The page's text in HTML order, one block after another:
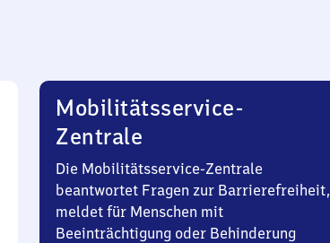
Mobilitätsservice-
Zentrale
Die Mobilitätsservice-Zentrale
beantwortet Fragen zur Barrierefreiheit,
meldet für Menschen mit
Beeinträchtigung oder Behinderung